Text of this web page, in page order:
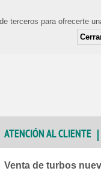
terceros para ofrecerte
ATENCIÓN AL CLIENTE
Venta de turbos